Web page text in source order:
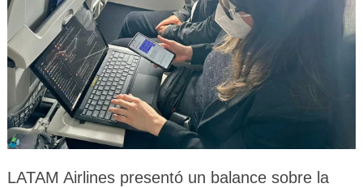
LATAM Airlines presentó un balance sobre la